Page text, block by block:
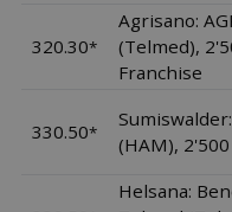
320.30*
Agrisano:
(Telmed),
Franchise
330.50*
(HAM),
Helsana: